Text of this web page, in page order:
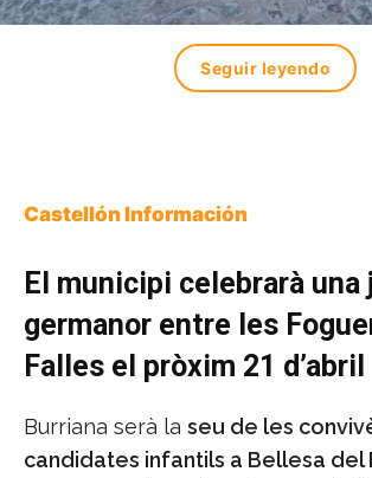
Seguir leyendo
Castellón Información
El municipi celebrarà una
germanor entre les
Falles el pròxim 21 d’abril
Burriana serà la seu de les
candidates infantils a Bellesa del